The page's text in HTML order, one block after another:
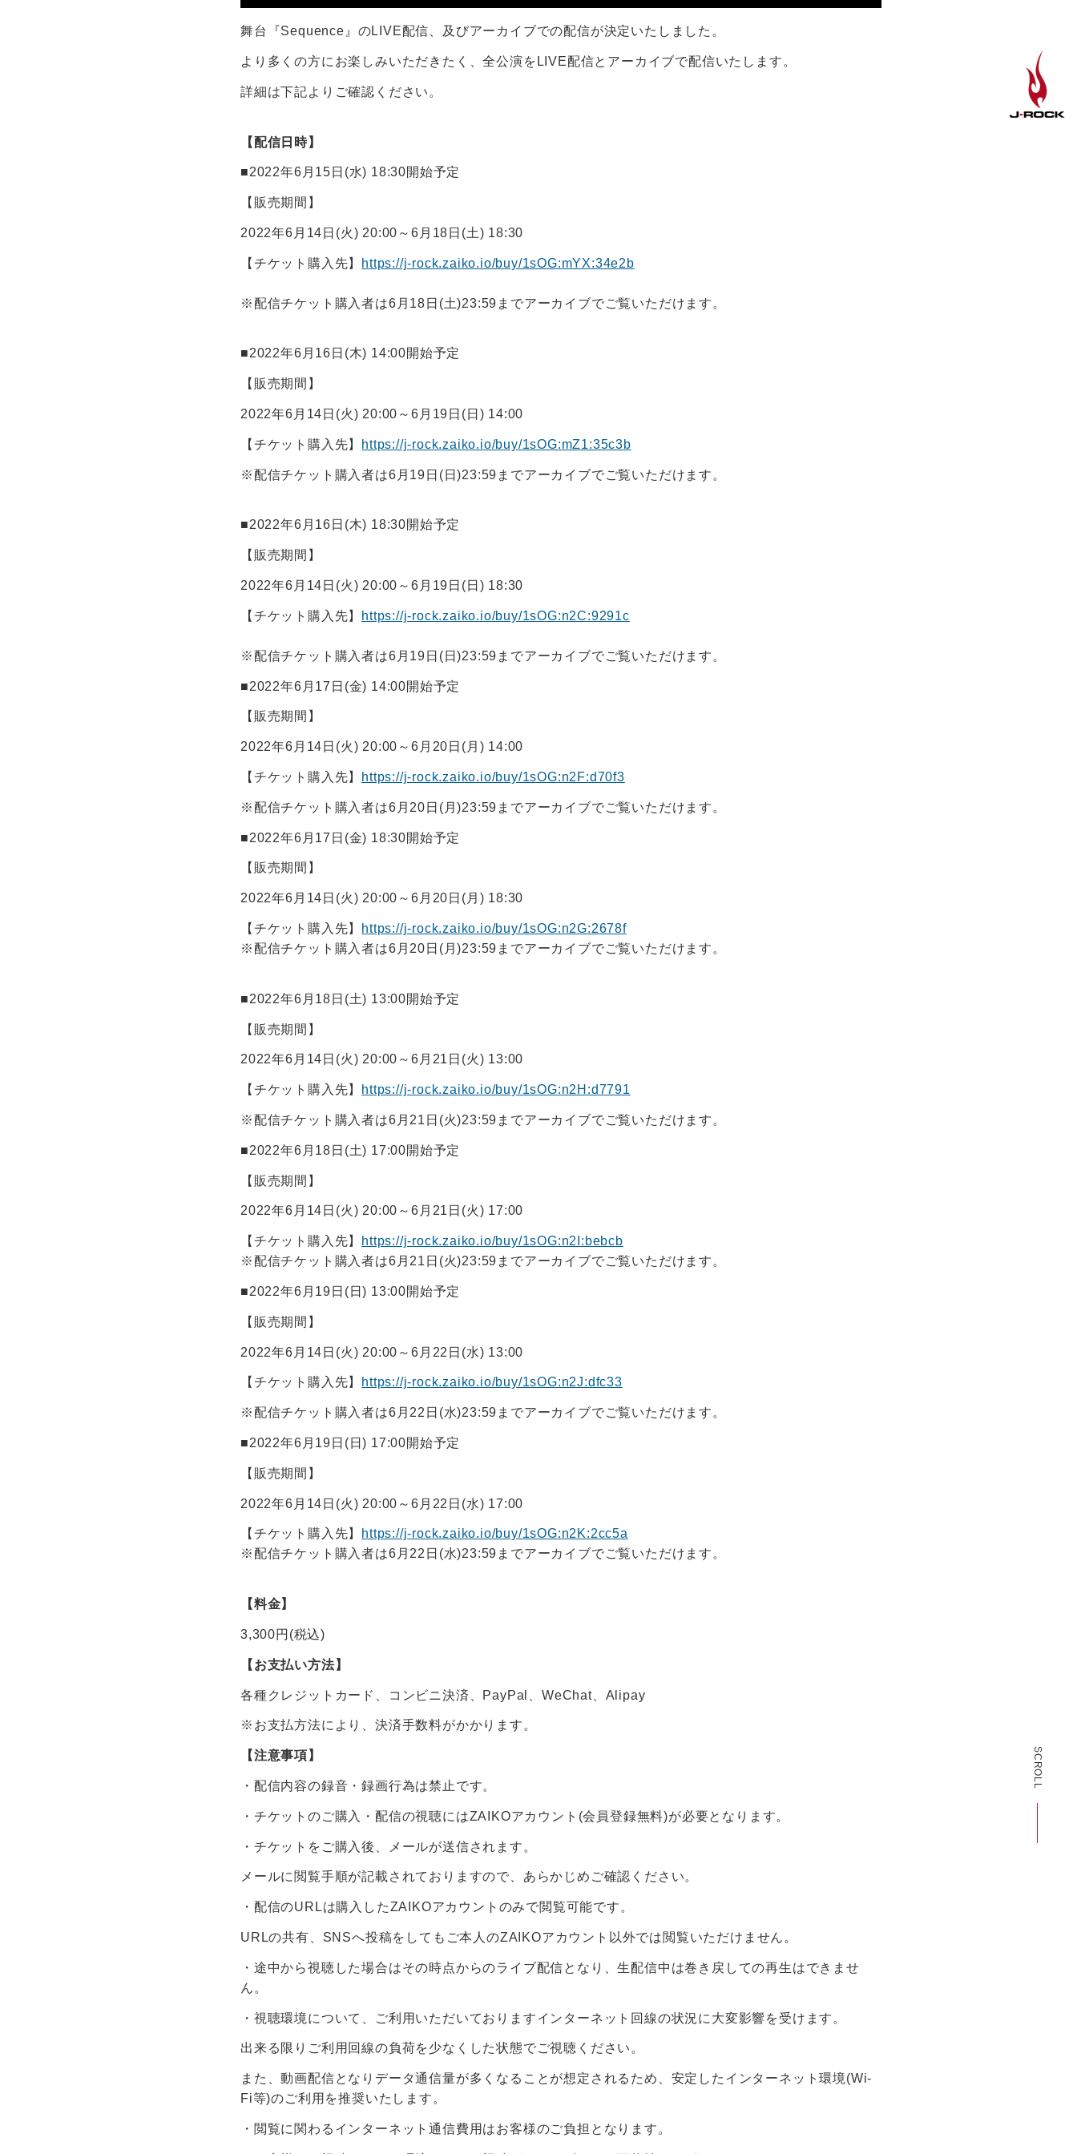
SCROLL
舞台『Sequence』のLIVE配信、及びアーカイブでの配信が決定いたしました。
より多くの方にお楽しみいただきたく、全公演をLIVE配信とアーカイブで配信いたします。
詳細は下記よりご確認ください。
【配信日時】
■2022年6月15日(水) 18:30開始予定
【販売期間】
2022年6月14日(火) 20:00～6月18日(土) 18:30
【チケット購入先】 https://j-rock.zaiko.io/buy/1sOG:mYX:34e2b
※配信チケット購入者は6月18日(土)23:59までアーカイブでご覧いただけます。
■2022年6月16日(木) 14:00開始予定
【販売期間】
2022年6月14日(火) 20:00～6月19日(日) 14:00
【チケット購入先】 https://j-rock.zaiko.io/buy/1sOG:mZ1:35c3b
※配信チケット購入者は6月19日(日)23:59までアーカイブでご覧いただけます。
■2022年6月16日(木) 18:30開始予定
【販売期間】
2022年6月14日(火) 20:00～6月19日(日) 18:30
【チケット購入先】 https://j-rock.zaiko.io/buy/1sOG:n2C:9291c
※配信チケット購入者は6月19日(日)23:59までアーカイブでご覧いただけます。
■2022年6月17日(金) 14:00開始予定
【販売期間】
2022年6月14日(火) 20:00～6月20日(月) 14:00
【チケット購入先】 https://j-rock.zaiko.io/buy/1sOG:n2F:d70f3
※配信チケット購入者は6月20日(月)23:59までアーカイブでご覧いただけます。
■2022年6月17日(金) 18:30開始予定
【販売期間】
2022年6月14日(火) 20:00～6月20日(月) 18:30
【チケット購入先】
https://j-rock.zaiko.io/buy/1sOG:n2G:2678f
※配信チケット購入者は6月20日(月)23:59までアーカイブでご覧いただけます。
■2022年6月18日(土) 13:00開始予定
【販売期間】
2022年6月14日(火) 20:00～6月21日(火) 13:00
【チケット購入先】 https://j-rock.zaiko.io/buy/1sOG:n2H:d7791
※配信チケット購入者は6月21日(火)23:59までアーカイブでご覧いただけます。
■2022年6月18日(土) 17:00開始予定
【販売期間】
2022年6月14日(火) 20:00～6月21日(火) 17:00
【チケット購入先】
https://j-rock.zaiko.io/buy/1sOG:n2I:bebcb
※配信チケット購入者は6月21日(火)23:59までアーカイブでご覧いただけます。
■2022年6月19日(日) 13:00開始予定
【販売期間】
2022年6月14日(火) 20:00～6月22日(水) 13:00
【チケット購入先】 https://j-rock.zaiko.io/buy/1sOG:n2J:dfc33
※配信チケット購入者は6月22日(水)23:59までアーカイブでご覧いただけます。
■2022年6月19日(日) 17:00開始予定
【販売期間】
2022年6月14日(火) 20:00～6月22日(水) 17:00
【チケット購入先】
https://j-rock.zaiko.io/buy/1sOG:n2K:2cc5a
※配信チケット購入者は6月22日(水)23:59までアーカイブでご覧いただけます。
【料金】
3,300円(税込)
【お支払い方法】
各種クレジットカード、コンビニ決済、PayPal、WeChat、Alipay
※お支払方法により、決済手数料がかかります。
【注意事項】
・配信内容の録音・録画行為は禁止です。
・チケットのご購入・配信の視聴にはZAIKOアカウント(会員登録無料)が必要となります。
・チケットをご購入後、メールが送信されます。
メールに閲覧手順が記載されておりますので、あらかじめご確認ください。
・配信のURLは購入したZAIKOアカウントのみで閲覧可能です。
URLの共有、SNSへ投稿をしてもご本人のZAIKOアカウント以外では閲覧いただけません。
・途中から視聴した場合はその時点からのライブ配信となり、生配信中は巻き戻しての再生はできませ
ん。
・視聴環境について、ご利用いただいておりますインターネット回線の状況に大変影響を受けます。
出来る限りご利用回線の負荷を少なくした状態でご視聴ください。
また、動画配信となりデータ通信量が多くなることが想定されるため、安定したインターネット環境(Wi-
Fi等)のご利用を推奨いたします。
・閲覧に関わるインターネット通信費用はお客様のご負担となります。